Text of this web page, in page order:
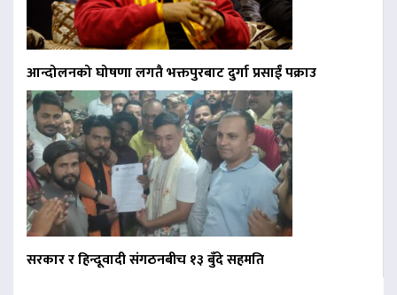
आन्दोलनको घोषणा लगतै भक्तपुरबाट दुर्गा प्रसाईं पक्राउ
सरकार र हिन्दूवादी संगठनबीच १३ बुँदे सहमति